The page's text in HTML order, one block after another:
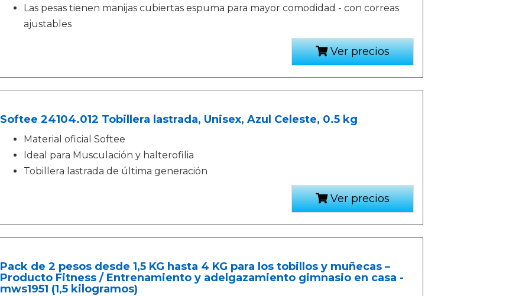
Las pesas tienen manijas cubiertas espuma para mayor comodidad - con correas
ajustables
Ver precios
Softee 24104.012 Tobillera lastrada, Unisex, Azul Celeste, 0.5 kg
Material oficial Softee
Ideal para Musculación y halterofilia
Tobillera lastrada de última generación
Ver precios
Pack de 2 pesos desde 1,5 KG hasta 4 KG para los tobillos y muñecas –
Producto Fitness / Entrenamiento y adelgazamiento gimnasio en casa -
mws1951 (1,5 kilogramos)